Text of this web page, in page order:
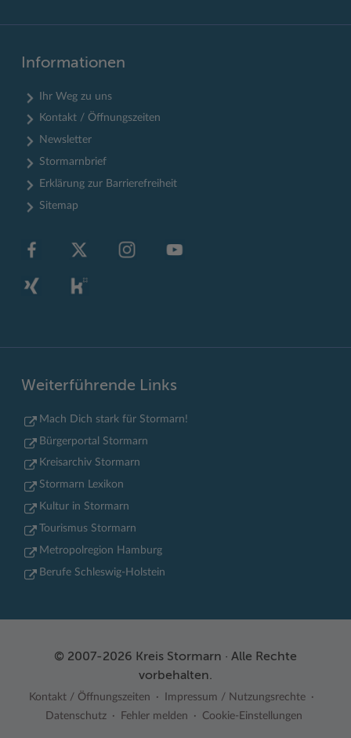
Informationen
Ihr Weg zu uns
Kontakt / Öffnungszeiten
Newsletter
Stormarnbrief
Erklärung zur Barrierefreiheit
Sitemap
Weiterführende Links
Mach Dich stark für Stormarn!
Bürgerportal Stormarn
Kreisarchiv Stormarn
Stormarn Lexikon
Kultur in Stormarn
Tourismus Stormarn
Metropolregion Hamburg
Berufe Schleswig-Holstein
© 2007-2026 Kreis Stormarn · Alle Rechte
vorbehalten.
Kontakt / Öffnungszeiten
Impressum / Nutzungsrechte
Datenschutz
Fehler melden Cookie-Einstellungen